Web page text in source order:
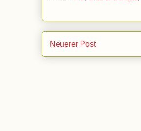
Neuerer Post